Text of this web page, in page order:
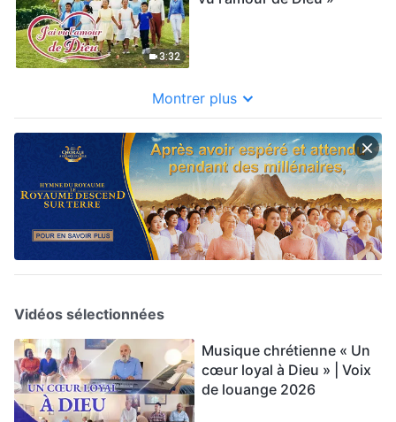
3:32
Montrer plus
Vidéos sélectionnées
Musique chrétienne « Un
cœur loyal à Dieu » | Voix
de louange 2026